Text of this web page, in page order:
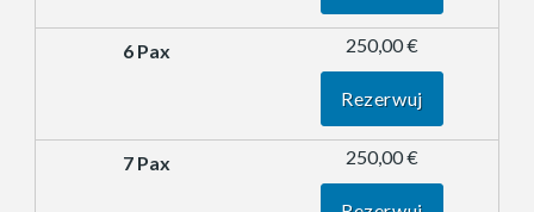
250,00 €
Rezerwuj
250,00 €